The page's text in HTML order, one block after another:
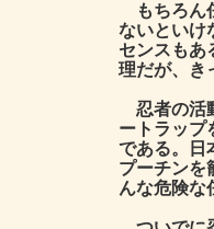
もちろん
ないといけ
センスもあ
理だが、き
忍者の活
ートラップ
である。日
プーチンを
んな危険な